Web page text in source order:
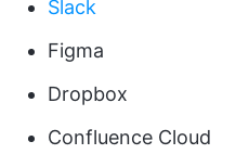
Slack
Figma
Dropbox
Confluence Cloud